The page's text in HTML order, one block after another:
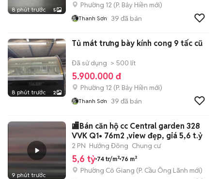
8 phút trước 5
Phường 12 (P. Bảy Hiền mới)
Thanh Sơn 39 đã bán
8 phút trước 2
Tủ mát trưng bày kính cong 9 tấc cũ
Đã sử dụng > 500 lít
5.900.000 đ
Phường 12 (P. Bảy Hiền mới)
Thanh Sơn 39 đã bán
9 phút trước
🏬Bán căn hộ cc Central garden 328
VVK Q1• 76m2 ,view đẹp, giá 5,6 t.ỷ
2 PN Hướng Đông Chung cư
5,6 tỷ 74 tr/m² 76 m²
Phường Cô Giang (P. Cầu Ông Lãnh mới)